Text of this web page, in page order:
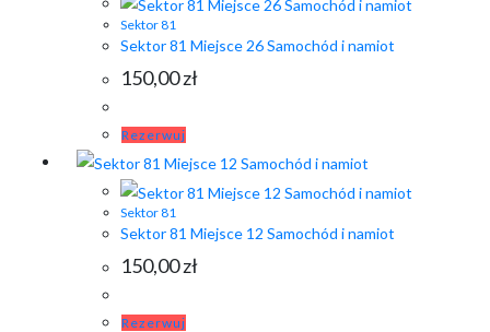
Sektor 81
Sektor 81 Miejsce 26 Samochód i namiot
150,00zł
Rezerwuj
Sektor 81
Sektor 81 Miejsce 12 Samochód i namiot
150,00zł
Rezerwuj